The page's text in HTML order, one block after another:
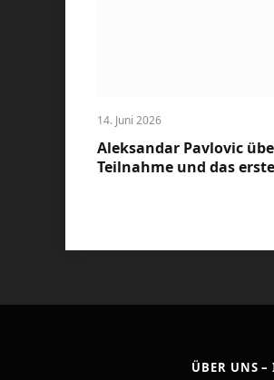
14. Juni 2026
Aleksandar Pavlovic
Teilnahme und das
ÜBER UNS